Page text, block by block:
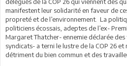
manifestent leur solidarité en faveur de
propreté et de l’environnement. La
politiciens écossais, adeptes de l’ex-
Margaret Thatcher- ennemie déclarée
syndicats- a terni le lustre de la COP 26
détriment du bien commun et des